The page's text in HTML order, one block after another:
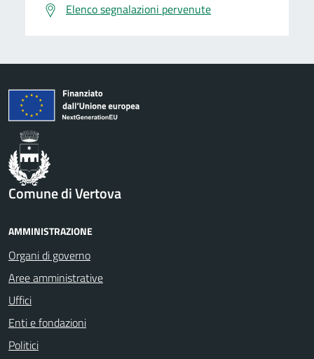
Elenco segnalazioni pervenute
Comune di Vertova
AMMINISTRAZIONE
Organi di governo
Aree amministrative
Uffici
Enti e fondazioni
Politici